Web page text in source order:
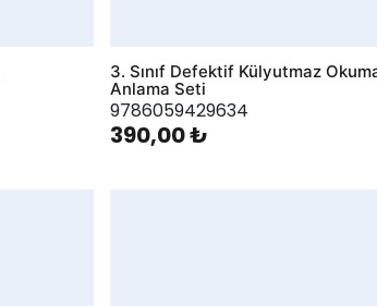
3. Sınıf Defektif Külyutmaz
Anlama Seti
9786059429634
390,00 ₺